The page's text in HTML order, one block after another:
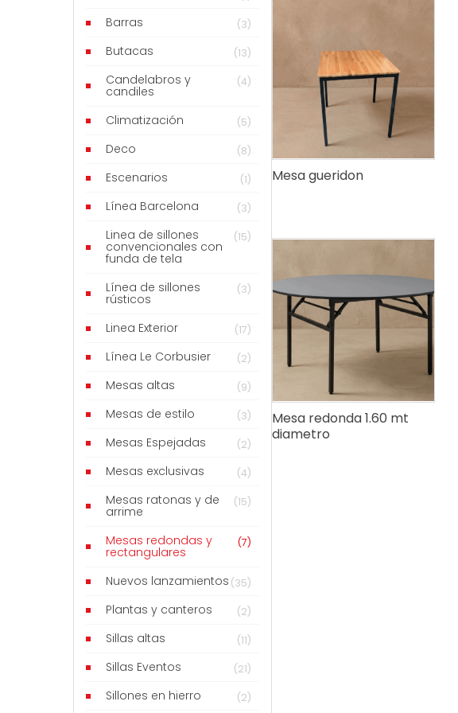
Mesa gueridon
Mesa redonda 1.60 mt
diametro
Barras (3)
Butacas (13)
Candelabros y
candiles
(4)
Climatización (5)
Deco (8)
Escenarios (1)
Línea Barcelona (3)
Linea de sillones
convencionales con
funda de tela
(15)
Línea de sillones
rústicos
(3)
Linea Exterior (17)
Línea Le Corbusier (2)
Mesas altas (9)
Mesas de estilo (3)
Mesas Espejadas (2)
Mesas exclusivas (4)
Mesas ratonas y de
arrime
(15)
Mesas redondas y
rectangulares
(7)
Nuevos lanzamientos (35)
Plantas y canteros (2)
Sillas altas (11)
Sillas Eventos (21)
Sillones en hierro (2)